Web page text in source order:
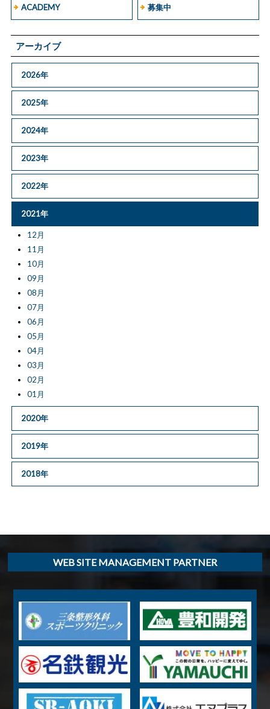
ACADEMY 募集中
アーカイブ
2026年
2025年
2024年
2023年
2022年
2021年
12月
11月
10月
09月
08月
07月
06月
05月
04月
03月
02月
01月
2020年
2019年
2018年
WEB SITE MANAGEMENT PARTNER